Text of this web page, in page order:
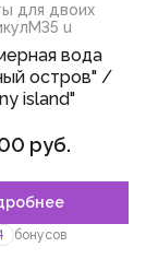
для двоих
M35 u
вода
остров" /
island"
руб.
бонусов